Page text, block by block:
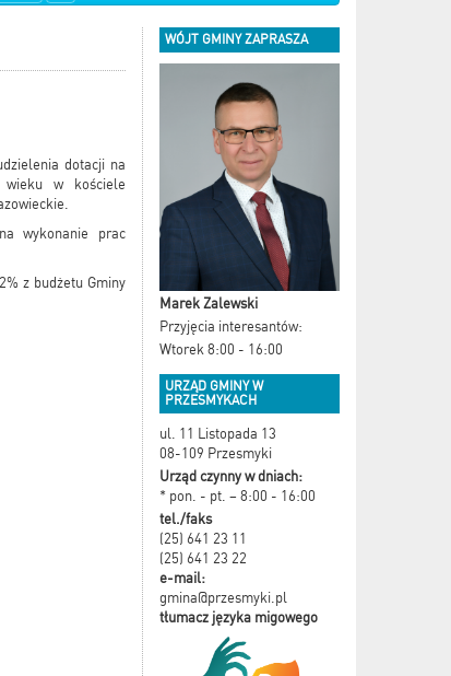
dotacji na
wieku w kościele
wykonanie prac
z budżetu Gminy
WÓJT GMINY ZAPRASZA
Marek Zalewski
Przyjęcia interesantów:
Wtorek 8:00 - 16:00
URZĄD GMINY W
PRZESMYKACH
ul. 11 Listopada 13
08-109 Przesmyki
Urząd czynny w dniach:
* pon. - pt. – 8:00 - 16:00
tel./faks
(25) 641 23 11
(25) 641 23 22
e-mail:
gmina@przesmyki.pl
tłumacz języka migowego